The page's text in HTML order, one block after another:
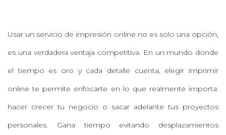
Usar un servicio de impresión online no es solo una opción,
es una verdadera ventaja competitiva. En un mundo donde
el tiempo es oro y cada detalle cuenta, elegir imprimir
online te permite enfocarte en lo que realmente importa:
hacer crecer tu negocio o sacar adelante tus proyectos
personales. Gana tiempo evitando desplazamientos